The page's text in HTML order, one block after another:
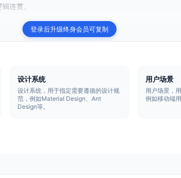
连贯。
登录后升级终身会员可复制
设计系统
设计系统，用于指定需要遵循的设计规
范，例如Material Design、Ant
Design等。
用户场景
用户场景，
例如移动端